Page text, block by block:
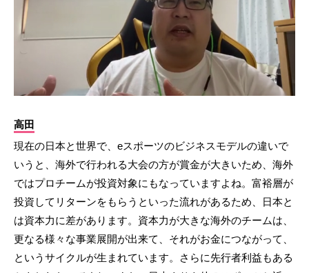
高田
現在の日本と世界で、eスポーツのビジネスモデルの違いで
いうと、海外で行われる大会の方が賞金が大きいため、海外
ではプロチームが投資対象にもなっていますよね。富裕層が
投資してリターンをもらうといった流れがあるため、日本と
は資本力に差があります。資本力が大きな海外のチームは、
更なる様々な事業展開が出来て、それがお金につながって、
というサイクルが生まれています。さらに先行者利益もある